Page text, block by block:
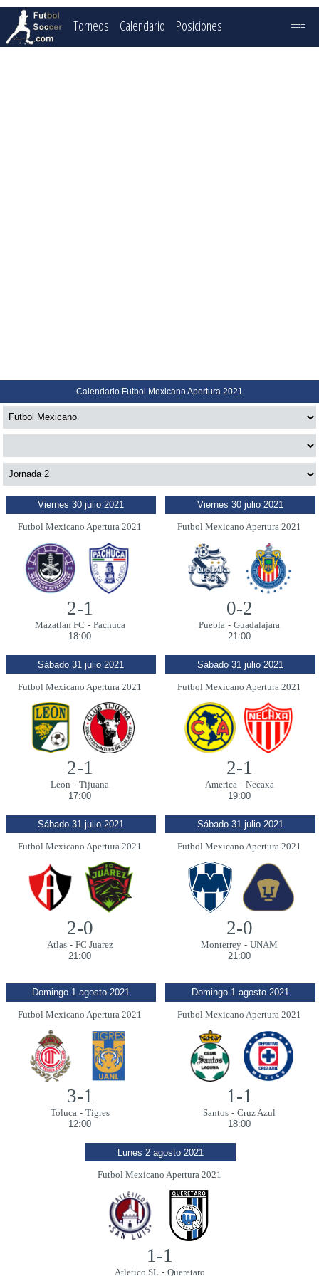
Torneos Calendario Posiciones ===
Calendario Futbol Mexicano Apertura 2021
Viernes 30 julio 2021
Futbol Mexicano Apertura 2021
2-1
Mazatlan FC - Pachuca
18:00
Viernes 30 julio 2021
Futbol Mexicano Apertura 2021
0-2
Puebla - Guadalajara
21:00
Sábado 31 julio 2021
Futbol Mexicano Apertura 2021
2-1
Leon - Tijuana
17:00
Sábado 31 julio 2021
Futbol Mexicano Apertura 2021
2-1
America- Necaxa
19:00
Sábado 31 julio 2021
Futbol Mexicano Apertura 2021
2-0
Atlas- FC Juarez
21:00
Sábado 31 julio 2021
Futbol Mexicano Apertura 2021
2-0
Monterrey - UNAM
21:00
Domingo 1 agosto 2021
Futbol Mexicano Apertura 2021
3-1
Toluca - Tigres
12:00
Domingo 1 agosto 2021
Futbol Mexicano Apertura 2021
1-1
Santos - Cruz Azul
18:00
Lunes 2 agosto 2021
Futbol Mexicano Apertura 2021
1-1
Atletico SL - Queretaro